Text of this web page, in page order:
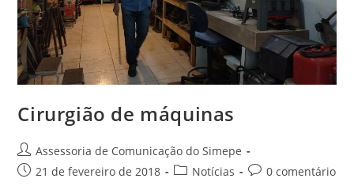
Cirurgião de máquinas
Assessoria de Comunicação do Simepe
21 de fevereiro de 2018
Notícias 0 comentário